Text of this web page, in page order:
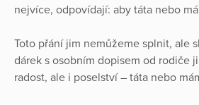
nejvíce, odpovídají: aby táta nebo
Toto přání jim nemůžeme splnit, ale
dárek s osobním dopisem od rodiče
radost, ale i poselství – táta nebo